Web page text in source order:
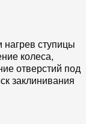
ступицы
колеса,
отверстий под
заклинивания